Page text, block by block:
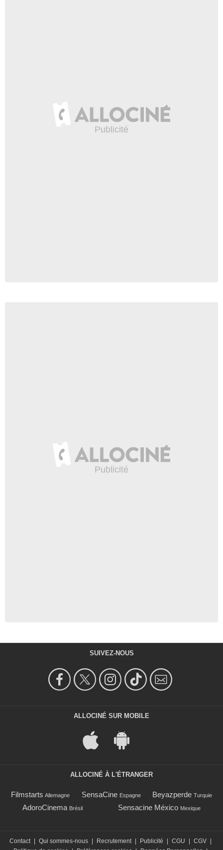
SUIVEZ-NOUS
ALLOCINÉ SUR MOBILE
ALLOCINÉ À L'ÉTRANGER
Filmstarts Allemagne SensaCine Espagne Beyazperde Turquie
AdoroCinema Brésil Sensacine México Mexique
Contact Qui sommes-nous Recrutement Publicité CGU CGV